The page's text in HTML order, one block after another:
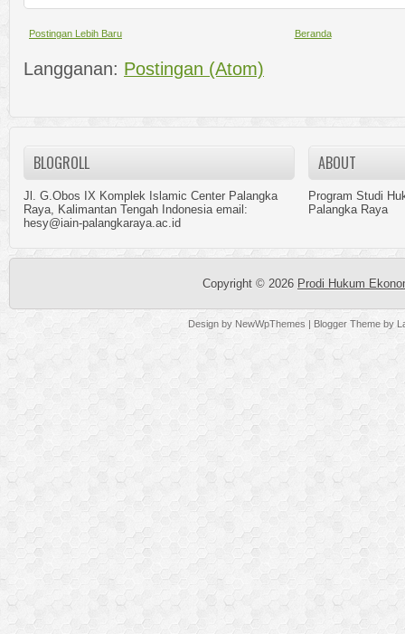
Postingan Lebih Baru Beranda
Langganan: Postingan (Atom)
BLOGROLL
Jl. G.Obos IX Komplek Islamic Center Palangka
Raya, Kalimantan Tengah Indonesia email:
hesy@iain-palangkaraya.ac.id
ABOUT
Program Studi
Palangka Raya
Copyright © 2026 Prodi Hukum
Design by NewWpThemes | Blogger Theme by